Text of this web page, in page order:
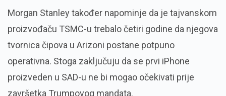
Morgan Stanley također napominje da je tajvanskom
proizvođaču TSMC-u trebalo četiri godine da njegova
tvornica čipova u Arizoni postane potpuno
operativna. Stoga zaključuju da se prvi iPhone
proizveden u SAD-u ne bi mogao očekivati prije
završetka Trumpovog mandata.